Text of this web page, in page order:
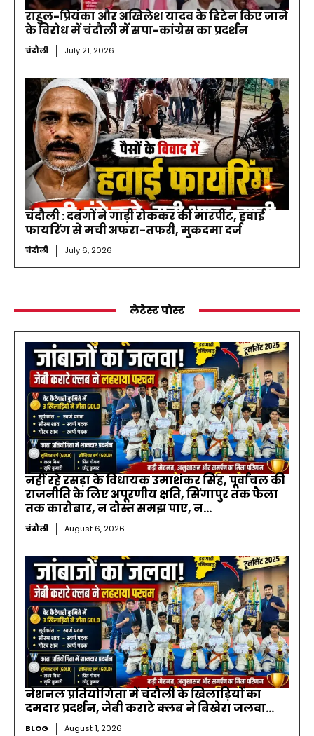
राहुल-प्रियंका और अखिलेश यादव के डिटेन किए जाने
के विरोध में चंदौली में सपा-कांग्रेस का प्रदर्शन
चंदौली July 21, 2026
चंदौली : दबंगों ने गाड़ी रोककर की मारपीट, हवाई
फायरिंग से मची अफरा-तफरी, मुकदमा दर्ज
चंदौली July 6, 2026
लेटेस्ट पोस्ट
नहीं रहे रसड़ा के विधायक उमाशंकर सिंह, पूर्वांचल की
राजनीति के लिए अपूरणीय क्षति, सिंगापुर तक फैला
तक कारोबार, न दोस्त समझ पाए, न...
चंदौली August 6, 2026
नेशनल प्रतियोगिता में चंदौली के खिलाड़ियों का
दमदार प्रदर्शन, जेबी कराटे क्लब ने बिखेरा जलवा…
BLOG August 1, 2026